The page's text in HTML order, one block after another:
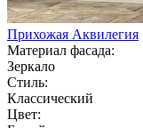
Прихожая Аквилегия
Материал фасада:
Зеркало
Стиль:
Классический
Цвет: